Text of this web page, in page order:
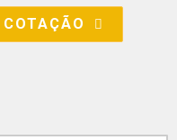
COTAÇÃO